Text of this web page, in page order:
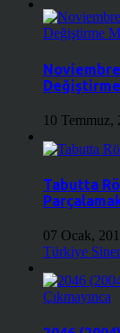
10 Temmuz,
Tabutta
07 Ocak,
Türkiye